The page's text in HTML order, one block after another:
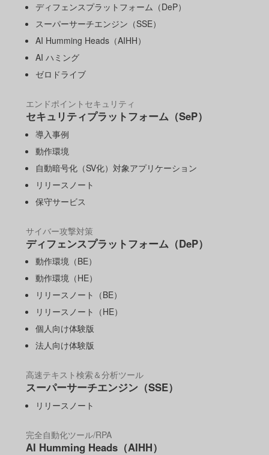
ディフェンスプラットフォーム（DeP）
スーパーサーチエンジン（SSE）
AI Humming Heads（AIHH）
AI ハミング
ゼロドライブ
エンドポイントセキュリティ
セキュリティプラットフォーム（SeP）
導入事例
動作環境
自動暗号化（SV化）対象アプリケーション
リリースノート
保守サービス
サイバー攻撃対策
ディフェンスプラットフォーム（DeP）
動作環境（BE）
動作環境（HE）
リリースノート（BE）
リリースノート（HE）
個人向け体験版
法人向け体験版
高速テキスト検索＆分析ツール
スーパーサーチエンジン（SSE）
リリースノート
完全自動化ツール/RPA
AI Humming Heads（AIHH）